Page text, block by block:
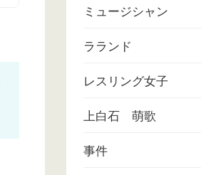
ミュージシャン
ラランド
レスリング女子
上白石 萌歌
事件